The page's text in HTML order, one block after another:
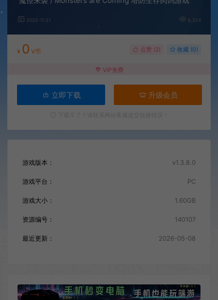
2025-11-21 6,324
¥ 0 V币 点赞 (2) 收藏 (0)
VIP免费
立即下载 升级会员
游戏版本： v1.3.8.0
游戏平台： PC
游戏大小： 1.60GB
资源编号： 140107
最近更新： 2026-05-08